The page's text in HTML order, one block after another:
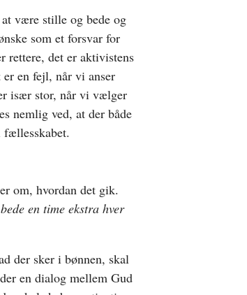
være stille og bede og
som et forsvar for
rettere, det er aktivistens
er en fejl, når vi anser
især stor, når vi vælger
nemlig ved, at der både
om, hvordan det gik.
en time ekstra hver
der sker i bønnen, skal
en dialog mellem Gud